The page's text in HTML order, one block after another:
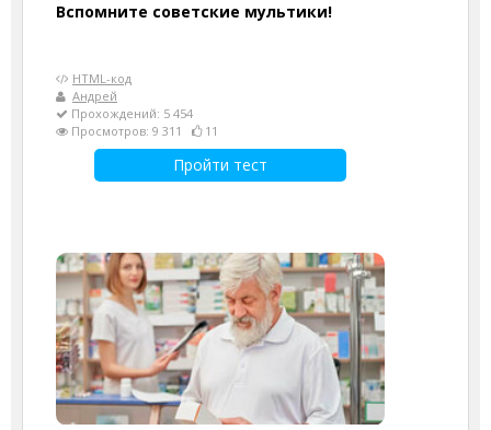
Вспомните советские мультики!
HTML-код
Андрей
Прохождений: 5 454
Просмотров: 9 311
11
Пройти тест